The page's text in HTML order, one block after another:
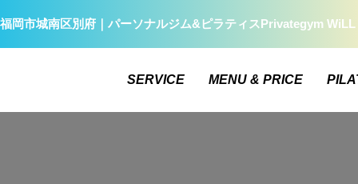
福岡市城南区別府｜パーソナルジム&ピラティスPrivategym
SERVICE MENU & PRICE